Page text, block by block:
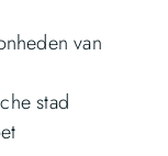
van
stad